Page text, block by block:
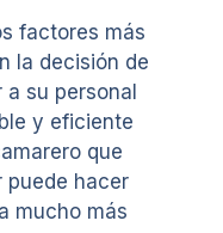
factores más
la decisión de
a su personal
y eficiente
que
puede hacer
mucho más